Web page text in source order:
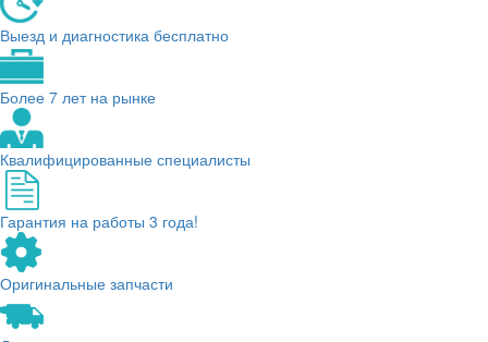
Выезд и диагностика бесплатно
Более 7 лет на рынке
Квалифицированные специалисты
Гарантия на работы 3 года!
Оригинальные запчасти